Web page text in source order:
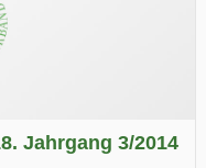
Jahrgang 3/2014